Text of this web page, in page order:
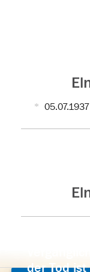
05.07.1937
der Tod